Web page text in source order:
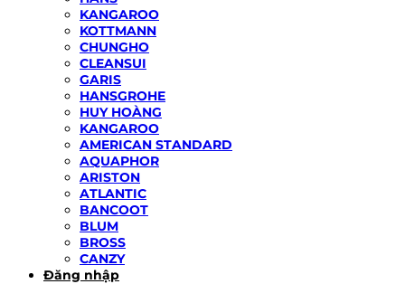
KANGAROO
KOTTMANN
CHUNGHO
CLEANSUI
GARIS
HANSGROHE
HUY HOÀNG
KANGAROO
AMERICAN STANDARD
AQUAPHOR
ARISTON
ATLANTIC
BANCOOT
BLUM
BROSS
CANZY
Đăng nhập